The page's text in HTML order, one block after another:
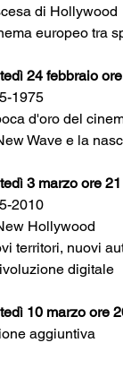
di Hollywood
europeo tra
24 febbraio
1975
d'oro del
Wave e la
3 marzo ore 21
2010
Hollywood
territori, nuovi
digitale
10 marzo ore
aggiuntiva